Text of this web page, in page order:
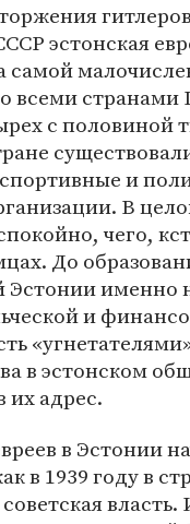
эстонская
самой
всеми странами
с половиной
и
В
чего,
До
Эстонии
и
в эстонском
их адрес.
в Эстонии
в 1939 году в